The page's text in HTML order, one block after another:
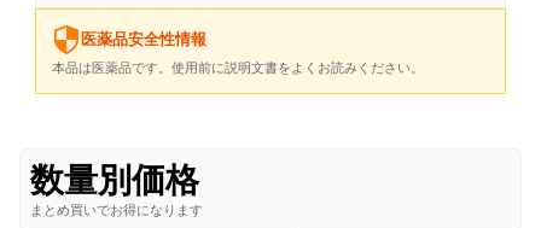
医薬品安全性情報
本品は医薬品です。使用前に説明文書をよくお読みください。
数量別価格
まとめ買いでお得になります